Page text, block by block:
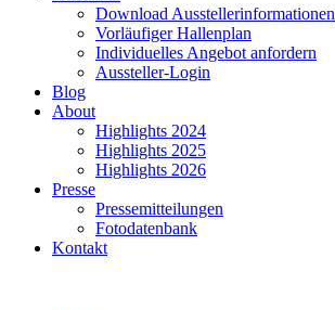
Download Ausstellerinformationen
Vorläufiger Hallenplan
Individuelles Angebot anfordern
Aussteller-Login
Blog
About
Highlights 2024
Highlights 2025
Highlights 2026
Presse
Pressemitteilungen
Fotodatenbank
Kontakt